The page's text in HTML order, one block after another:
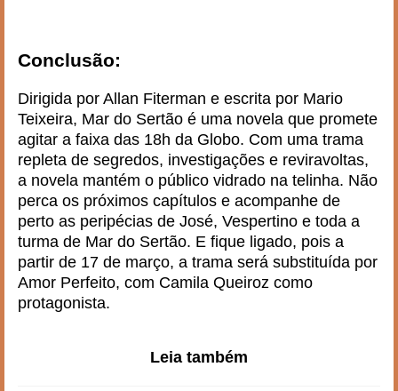
Conclusão:
Dirigida por Allan Fiterman e escrita por Mario
Teixeira, Mar do Sertão é uma novela que promete
agitar a faixa das 18h da Globo. Com uma trama
repleta de segredos, investigações e reviravoltas,
a novela mantém o público vidrado na telinha. Não
perca os próximos capítulos e acompanhe de
perto as peripécias de José, Vespertino e toda a
turma de Mar do Sertão. E fique ligado, pois a
partir de 17 de março, a trama será substituída por
Amor Perfeito, com Camila Queiroz como
protagonista.
Leia também